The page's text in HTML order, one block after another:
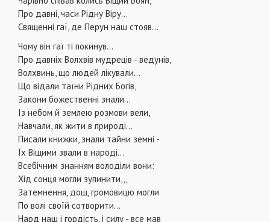
Про давні, часи Рідну Віру...
Священні гаї, де Перун наш стояв...
Чому він гаї ті покинув...
Про давніх Волхвів мудреців - ведунів,
Волхвинь, що людей лікували...
Що відали таїни Рідних Богів,
Закони божественні знали...
Із небом й землею розмови вели,
Навчали, як жити в природі...
Писали книжки, знали тайни земні -
Їх Віщими звали в народі...
Всебічним знанням володіли вони:
Хід сонця могли зупинити,,,
Затемнення, дощ, громовицю могли
По волі своїй сотворити...
Нард наш і гордість, і силу - все мав